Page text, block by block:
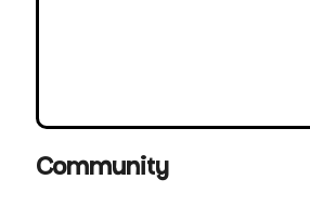
Community